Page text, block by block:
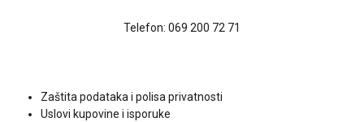
Telefon: 069 200 72 71
Zaštita podataka i polisa privatnosti
Uslovi kupovine i isporuke